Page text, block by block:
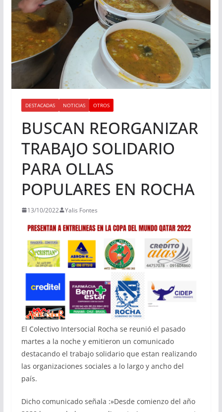
DESTACADAS NOTICIAS OTROS
BUSCAN REORGANIZAR
TRABAJO SOLIDARIO
PARA OLLAS
POPULARES EN ROCHA
13/10/2022 Yalis Fontes
El Colectivo Intersocial Rocha se reunió el pasado
martes a la noche y emitieron un comunicado
destacando el trabajo solidario que estan realizando
las organizaciones sociales a lo largo y ancho del
país.
Dicho comunicado señala :»Desde comienzo del año